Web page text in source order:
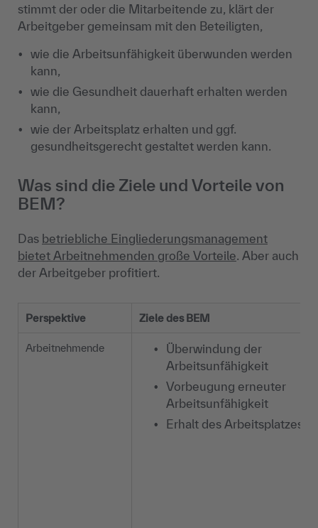
stimmt der oder die Mitarbeitende zu, klärt der
Arbeitgeber gemeinsam mit den Beteiligten,
wie die Arbeitsunfähigkeit überwunden werden
kann,
wie die Gesundheit dauerhaft erhalten werden
kann,
wie der Arbeitsplatz erhalten und ggf.
gesundheitsgerecht gestaltet werden kann.
Was sind die Ziele und Vorteile von
BEM?
Das betriebliche Eingliederungsmanagement
bietet Arbeitnehmenden große Vorteile. Aber auch
der Arbeitgeber profitiert.
Perspektive Ziele des BEM
Arbeitnehmende
Überwindung der
Arbeitsunfähigkeit
Vorbeugung erneuter
Arbeitsunfähigkeit
Erhalt des Arbeitsplatzes